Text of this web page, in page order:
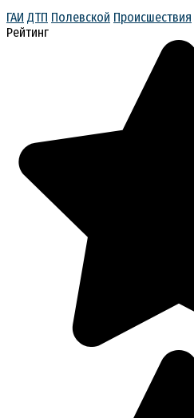
ГАИ ДТП Полевской Происшествия
Рейтинг